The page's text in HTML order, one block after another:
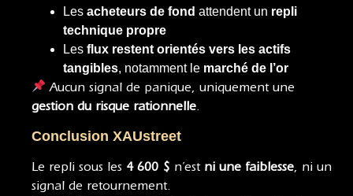
Les acheteurs de fond attendent un repli
technique propre
Les flux restent orientés vers les actifs
tangibles, notamment le marché de l’or
Aucun signal de panique, uniquement une
gestion du risque rationnelle.
Conclusion XAUstreet
Le repli sous les 4 600 $ n’est ni une faiblesse, ni un
signal de retournement.